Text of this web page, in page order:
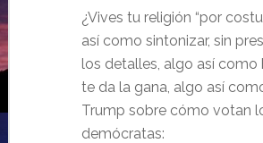
¿Vives tu religión “por
así como sintonizar, sin
los detalles, algo así como
te da la gana, algo así
Trump sobre cómo votan
demócratas: